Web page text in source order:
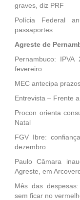
graves, diz PRF
Polícia Federal
passaportes
Agreste de
Pernambuco:
fevereiro
MEC antecipa
Entrevista – Frente
Procon orienta
Natal
FGV Ibre:
dezembro
Paulo Câmara
Agreste, em
Mês das
sem ficar no